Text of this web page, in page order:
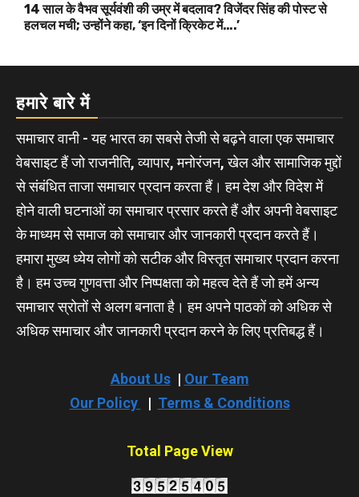
14 साल के वैभव सूर्यवंशी की उम्र में बदलाव? विजेंदर सिंह की पोस्ट से
हलचल मची; उन्होंने कहा, ‘इन दिनों क्रिकेट में….’
हमारे बारे में
समाचार वानी - यह भारत का सबसे तेजी से बढ़ने वाला एक समाचार
वेबसाइट हैं जो राजनीति, व्यापार, मनोरंजन, खेल और सामाजिक मुद्दों
से संबंधित ताजा समाचार प्रदान करता हैं। हम देश और विदेश में
होने वाली घटनाओं का समाचार प्रसार करते हैं और अपनी वेबसाइट
के माध्यम से समाज को समाचार और जानकारी प्रदान करते हैं।
हमारा मुख्य ध्येय लोगों को सटीक और विस्तृत समाचार प्रदान करना
है। हम उच्च गुणवत्ता और निष्पक्षता को महत्व देते हैं जो हमें अन्य
समाचार स्रोतों से अलग बनाता है। हम अपने पाठकों को अधिक से
अधिक समाचार और जानकारी प्रदान करने के लिए प्रतिबद्ध हैं।
About Us| Our Team
Our Policy
| Terms & Conditions
Total Page View